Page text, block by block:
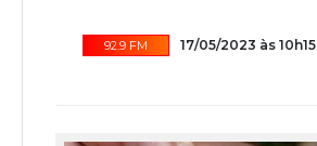
92.9 FM 17/05/2023 às 10h15